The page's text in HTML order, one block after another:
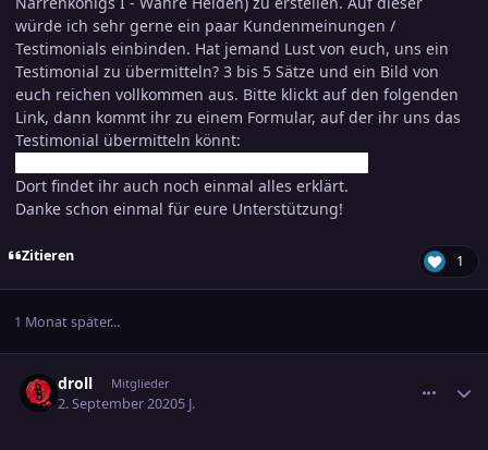
würde ich sehr gerne ein paar Kundenmeinungen /
Testimonials einbinden. Hat jemand Lust von euch, uns ein
Testimonial zu übermitteln? 3 bis 5 Sätze und ein Bild von
euch reichen vollkommen aus. Bitte klickt auf den folgenden
Link, dann kommt ihr zu einem Formular, auf der ihr uns das
Testimonial übermitteln könnt:
Dort findet ihr auch noch einmal alles erklärt.
Danke schon einmal für eure Unterstützung!
Zitieren 1
1 Monat später...
droll Mitglieder
2. September 20205 J.